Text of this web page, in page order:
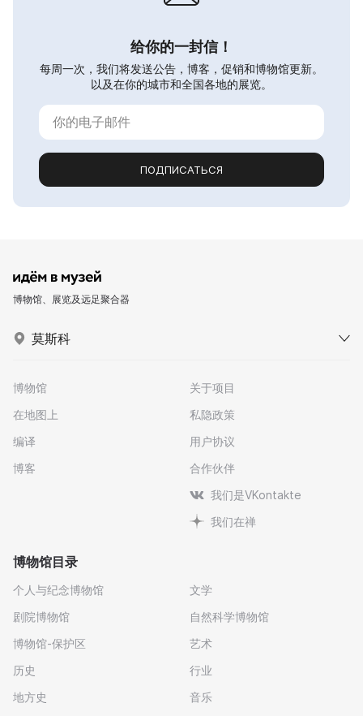
给你的一封信！
每周一次，我们将发送公告，博客，促销和博物馆更新。
以及在你的城市和全国各地的展览。
ПОДПИСАТЬСЯ
博物馆、展览及远足聚合器
莫斯科
博物馆
在地图上
编译
博客
关于项目
私隐政策
用户协议
合作伙伴
我们是VKontakte
我们在禅
博物馆目录
个人与纪念博物馆
剧院博物馆
博物馆-保护区
历史
地方史
文学
自然科学博物馆
艺术
行业
音乐